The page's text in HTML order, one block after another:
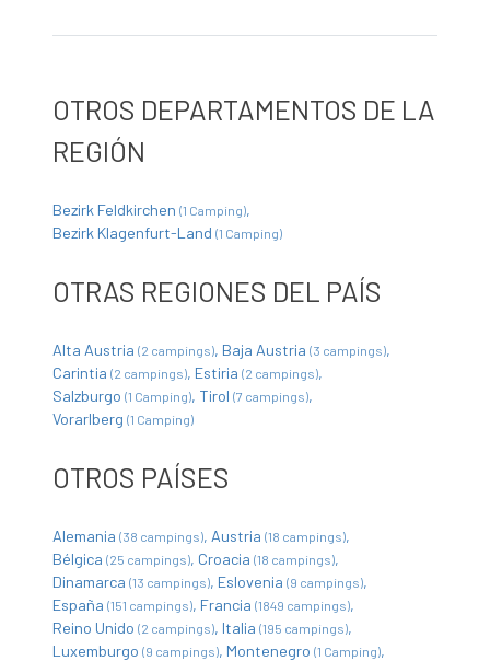
OTROS DEPARTAMENTOS DE LA
REGIÓN
Bezirk Feldkirchen (1 Camping)
Bezirk Klagenfurt-Land (1 Camping)
OTRAS REGIONES DEL PAÍS
Alta Austria (2 campings) Baja Austria (3 campings)
Carintia (2 campings) Estiria (2 campings)
Salzburgo (1 Camping) Tirol (7 campings)
Vorarlberg (1 Camping)
OTROS PAÍSES
Alemania (38 campings) Austria (18 campings)
Bélgica (25 campings) Croacia (18 campings)
Dinamarca (13 campings) Eslovenia (9 campings)
España (151 campings) Francia (1849 campings)
Reino Unido (2 campings) Italia (195 campings)
Luxemburgo (9 campings) Montenegro (1 Camping)